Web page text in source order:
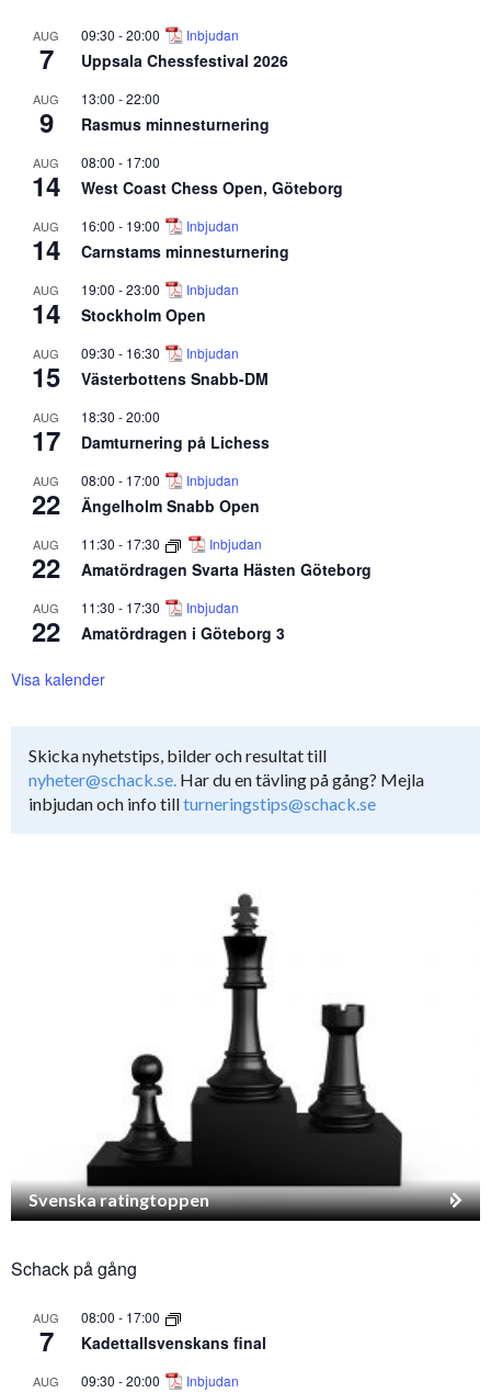
AUG
7
09:30 -20:00 Inbjudan
Uppsala Chessfestival 2026
AUG
9
13:00 -22:00
Rasmus minnesturnering
AUG
14
08:00 - 17:00
West Coast Chess Open, Göteborg
AUG
14
16:00 - 19:00 Inbjudan
Carnstams minnesturnering
AUG
14
19:00 -23:00 Inbjudan
Stockholm Open
AUG
15
09:30 - 16:30 Inbjudan
Västerbottens Snabb-DM
AUG
17
18:30 -20:00
Damturnering på Lichess
AUG
22
08:00 - 17:00 Inbjudan
Ängelholm Snabb Open
AUG
22
11:30 - 17:30 Inbjudan
Amatördragen Svarta Hästen Göteborg
AUG
22
11:30 - 17:30 Inbjudan
Amatördragen i Göteborg 3
Visa kalender
Skicka nyhetstips, bilder och resultat till
nyheter@schack.se. Har du en tävling på gång? Mejla
inbjudan och info tillturneringstips@schack.se
Svenska ratingtoppen
Schack på gång
AUG
7
08:00 - 17:00
Kadettallsvenskans final
AUG 09:30 -20:00 Inbjudan